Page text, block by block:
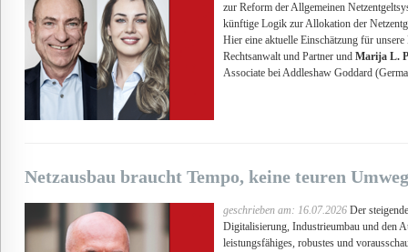
zur Reform der Allgemeinen
künftige Logik zur Allokation der
Hier eine aktuelle Einschätzung für
Rechtsanwalt und Partner und Marija L.
Associate bei Addleshaw Goddard
Netzausbau braucht Tempo, keine teuren
geschrieben am: 16.07.2026Der
Digitalisierung, Industrieumbau und den
leistungsfähiges, robustes und